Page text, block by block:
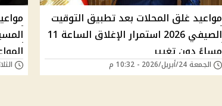
مواعيد غلق المحلات بعد تطبيق التوقيت
الصيفي 2026 استمرار الإغلاق الساعة 11
مساءً دون تغيير
الجمعة 24/أبريل/2026 - 10:32 م الثلاثاء 14/